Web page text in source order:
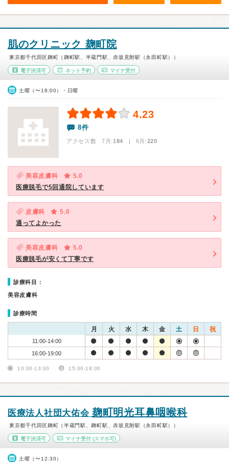
肌のクリニック 麹町院
東京都千代田区麹町（麹町駅、半蔵門駅、赤坂見附駅（永田町駅））
電子決済可 ネット予約 マイナ受付
土曜（〜18:00）・日曜
4.23
8件
アクセス数 7月:184 | 6月:220
美容皮膚科
5.0
医療脱毛で5回通院しています
皮膚科
5.0
通ってよかった
美容皮膚科
5.0
医療脱毛が安くて丁寧です
診療科目：
美容皮膚科
診療時間
月 火 水 木 金 土 日 祝
11:00-14:00
16:00-19:00
10:00-13:00 15:00-18:00
医療法人社団大佑会 麹町明光耳鼻咽喉科
東京都千代田区麹町（半蔵門駅、麹町駅、赤坂見附駅（永田町駅））
電子決済可 マイナ受付(スマホ可)
土曜（〜12:30）